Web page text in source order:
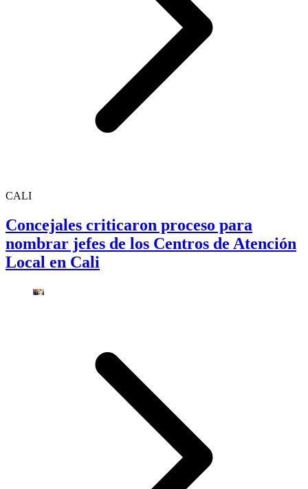
CALI
Concejales criticaron proceso para
nombrar jefes de los Centros de Atención
Local en Cali